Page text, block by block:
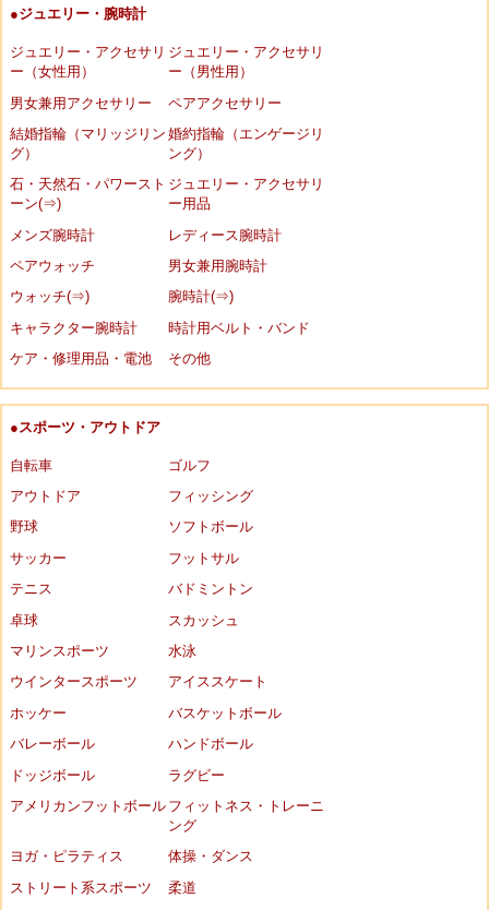
●ジュエリー・腕時計
ジュエリー・アクセサリ
ー（女性用）
ジュエリー・アクセサリ
ー（男性用）
男女兼用アクセサリー
ペアアクセサリー
結婚指輪（マリッジリン
グ）
婚約指輪（エンゲージリ
ング）
石・天然石・パワースト
ーン(⇒)
ジュエリー・アクセサリ
ー用品
メンズ腕時計
レディース腕時計
ペアウォッチ
男女兼用腕時計
ウォッチ(⇒)
腕時計(⇒)
キャラクター腕時計
時計用ベルト・バンド
ケア・修理用品・電池
その他
●スポーツ・アウトドア
自転車
ゴルフ
アウトドア
フィッシング
野球
ソフトボール
サッカー
フットサル
テニス
バドミントン
卓球
スカッシュ
マリンスポーツ
水泳
ウインタースポーツ
アイススケート
ホッケー
バスケットボール
バレーボール
ハンドボール
ドッジボール
ラグビー
アメリカンフットボール フィットネス・トレーニ
ング
ヨガ・ピラティス
体操・ダンス
ストリート系スポーツ
柔道